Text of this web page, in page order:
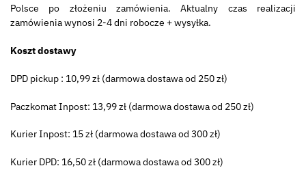
Polsce po złożeniu zamówienia. Aktualny czas realizacji
zamówienia wynosi 2-4 dni robocze + wysyłka.
Koszt dostawy
DPD pickup : 10,99 zł (darmowa dostawa od 250 zł)
Paczkomat Inpost: 13,99 zł (darmowa dostawa od 250 zł)
Kurier Inpost: 15 zł (darmowa dostawa od 300 zł)
Kurier DPD: 16,50 zł (darmowa dostawa od 300 zł)